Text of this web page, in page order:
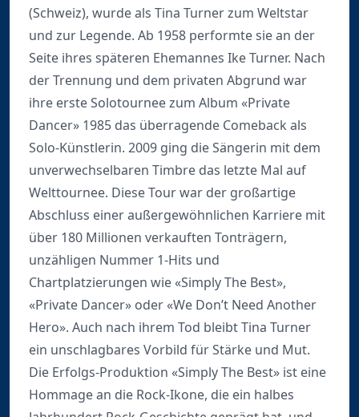
(Schweiz), wurde als Tina Turner zum Weltstar
und zur Legende. Ab 1958 performte sie an der
Seite ihres späteren Ehemannes Ike Turner. Nach
der Trennung und dem privaten Abgrund war
ihre erste Solotournee zum Album «Private
Dancer» 1985 das überragende Comeback als
Solo-Künstlerin. 2009 ging die Sängerin mit dem
unverwechselbaren Timbre das letzte Mal auf
Welttournee. Diese Tour war der großartige
Abschluss einer außergewöhnlichen Karriere mit
über 180 Millionen verkauften Tonträgern,
unzähligen Nummer 1-Hits und
Chartplatzierungen wie «Simply The Best»,
«Private Dancer» oder «We Don’t Need Another
Hero». Auch nach ihrem Tod bleibt Tina Turner
ein unschlagbares Vorbild für Stärke und Mut.
Die Erfolgs-Produktion «Simply The Best» ist eine
Hommage an die Rock-Ikone, die ein halbes